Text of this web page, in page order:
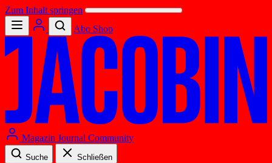
Zum Inhalt springen
Abo Shop
Magazin Journal Community
Suche Schließen